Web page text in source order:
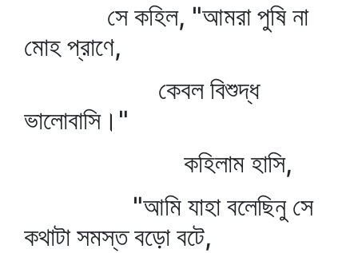
সে কহিল, "আমরা পুষি না
মোহ প্রাণে,
কেবল বিশুদ্ধ
ভালোবাসি।"
কহিলাম হাসি,
"আমি যাহা বলেছিনু সে
কথাটা সমস্ত বড়ো বটে,